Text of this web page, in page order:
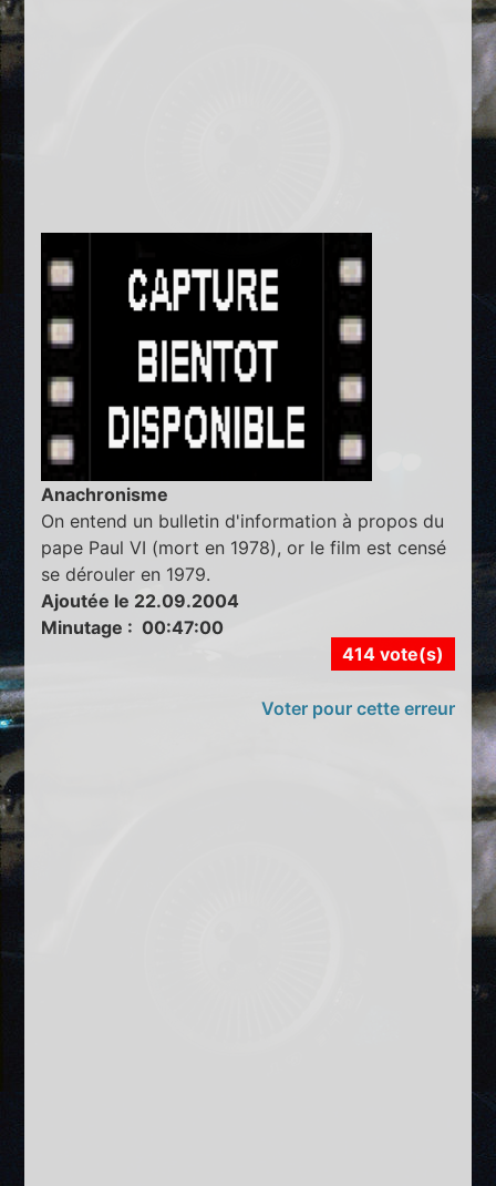
Anachronisme
On entend un bulletin d'information à propos du
pape Paul VI (mort en 1978), or le film est censé
se dérouler en 1979.
Ajoutée le 22.09.2004
Minutage : 00:47:00
414 vote(s)
Voter pour cette erreur